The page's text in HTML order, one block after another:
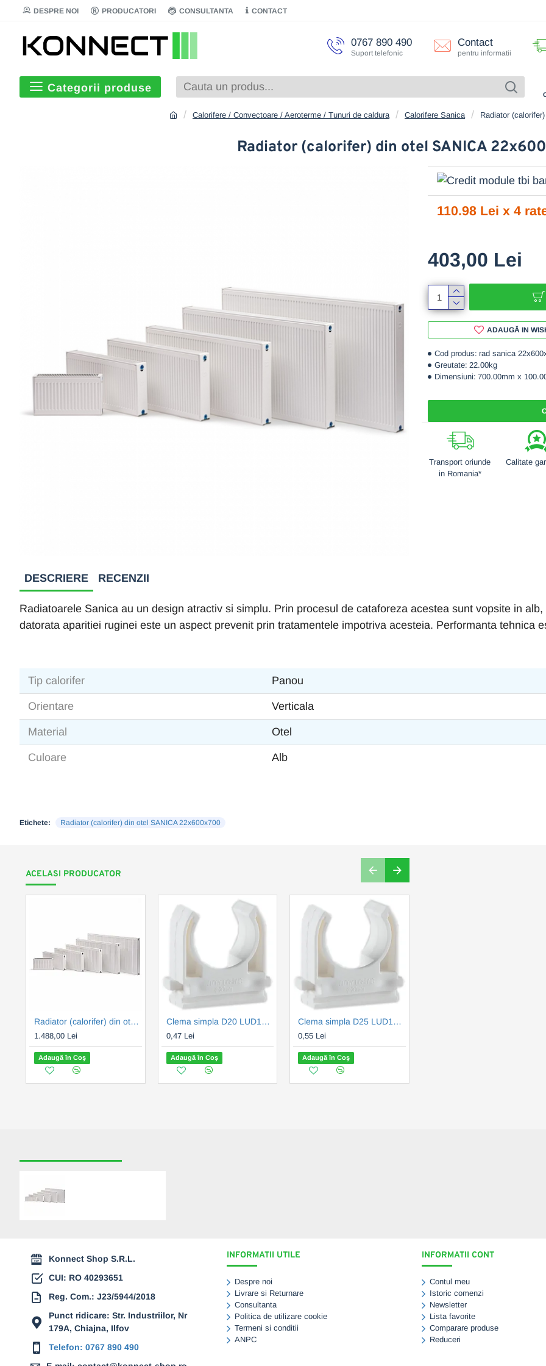
DESPRE NOI PRODUCATORI CONSULTANTA CONTACT
0767 890 490
Suport telefonic
Contact
pentru informatii
Categorii produse
Calorifere / Convectoare / Aeroterme / Tunuri de caldura Calorifere Sanica Radiator
Radiator (calorifer) din otel SANICA
Cod produs: rad sanica
Greutate: 22.00kg
Dimensiuni: 700.00mm x
403,00 Lei
ADAUGĂ IN
110.98 Lei x 4
Transport oriunde
in Romania*
Calitate
DESCRIERE RECENZII
Radiatoarele Sanica au un design atractiv si simplu. Prin procesul de cataforeza acestea sunt vopsite in
datorata aparitiei ruginei este un aspect prevenit prin tratamentele impotriva acesteia. Performanta tehnica
Tip calorifer Panou
Orientare Verticala
Material Otel
Culoare Alb
Etichete: Radiator (calorifer) din otel SANICA 22x600x700
ACELASI PRODUCATOR
Radiator (calorifer) din otel SANICA 22x600x3000
1.488,00 Lei
Adaugă în Coş
Clema simpla D20 LUD1073
0,47 Lei
Adaugă în Coş
Clema simpla D25 LUD1074
0,55 Lei
Adaugă în Coş
Konnect Shop S.R.L.
CUI: RO 40293651
Reg. Com.: J23/5944/2018
Punct ridicare: Str. Industriilor, Nr
179A, Chiajna, Ilfov
Telefon: 0767 890 490
INFORMATII UTILE
Despre noi
Livrare si Returnare
Consultanta
Politica de utilizare cookie
Termeni si conditii
ANPC
INFORMATII CONT
Contul meu
Istoric comenzi
Newsletter
Lista favorite
Comparare produse
Reduceri